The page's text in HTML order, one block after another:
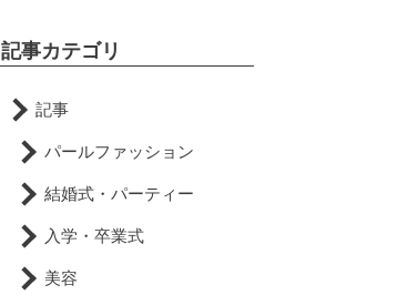
記事カテゴリ
記事
パールファッション
結婚式・パーティー
入学・卒業式
美容